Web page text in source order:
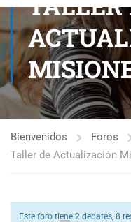
Bienvenidos
Foros
Taller de Actualización
Este foro tiene 2 debates, 8